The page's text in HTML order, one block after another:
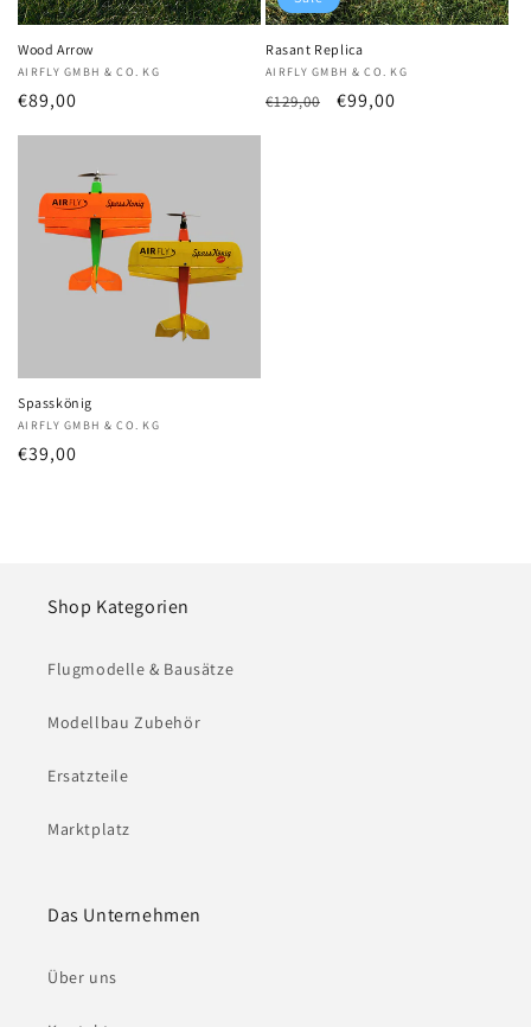
Wood Arrow
Anbieter:
AIRFLY GMBH & CO. KG
Normaler
€89,00
Rasant Replica
Anbieter:
AIRFLY GMBH & CO. KG
Normaler
€129,00 Verkaufspreis
€99,00
Spasskönig
Anbieter:
AIRFLY GMBH & CO. KG
Normaler
€39,00
Shop Kategorien
Flugmodelle & Bausätze
Modellbau Zubehör
Ersatzteile
Marktplatz
Das Unternehmen
Über uns